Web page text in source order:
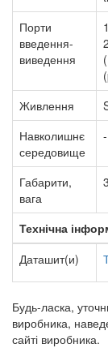
Порти
введення-
виведення
Живлення
Навколишнє
середовище
Габарити,
вага
Технічна
Даташит(и)
Будь-ласка,
виробника,
сайті виробника.